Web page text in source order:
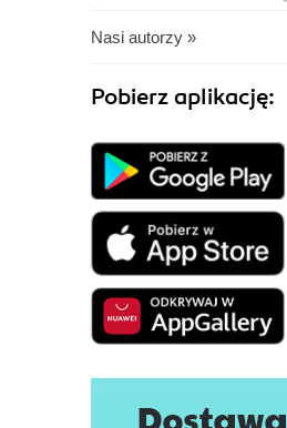
Nasi autorzy »
Pobierz aplikację: